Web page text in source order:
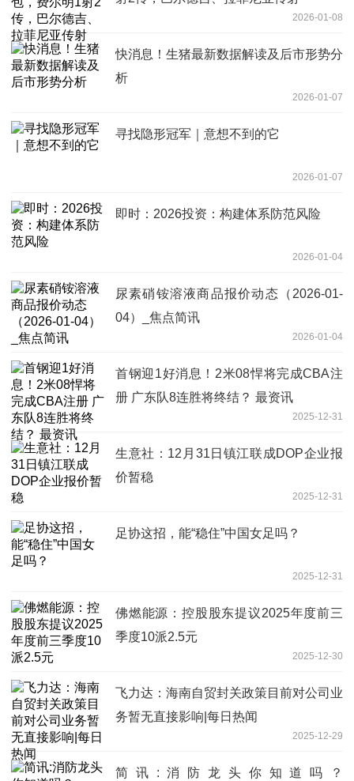
2026-01-08
快消息！生猪最新数据解读及后市形势分
析
2026-01-07
寻找隐形冠军｜意想不到的它
2026-01-07
即时：2026投资：构建体系防范风险
2026-01-04
尿素硝铵溶液商品报价动态（2026-01-
04）_焦点简讯
2026-01-04
首钢迎1好消息！2米08悍将完成CBA注
册 广东队8连胜将终结？ 最资讯
2025-12-31
生意社：12月31日镇江联成DOP企业报
价暂稳
2025-12-31
足协这招，能“稳住”中国女足吗？
2025-12-31
佛燃能源：控股股东提议2025年度前三
季度10派2.5元
2025-12-30
飞力达：海南自贸封关政策目前对公司业
务暂无直接影响|每日热闻
2025-12-29
简讯:消防龙头你知道吗？